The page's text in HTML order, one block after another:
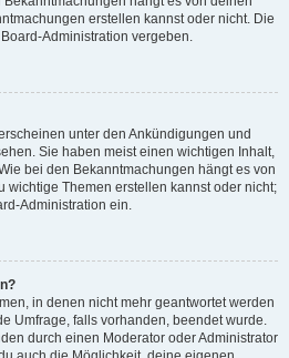
erstellen kannst oder nicht. Die
Administration vergeben.
unter den Ankündigungen und
Sie haben meist einen wichtigen Inhalt,
bei den Bekanntmachungen hängt es von
wichtige Themen erstellen kannst oder nicht;
Administration ein.
in denen nicht mehr geantwortet werden
Umfrage, falls vorhanden, beendet wurde.
durch einen Moderator oder Administrator